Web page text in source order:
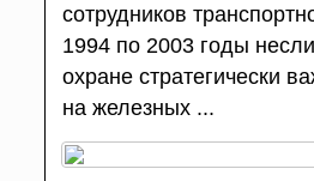
сотрудников
1994 по 2003 годы
охране стратегически
на железных ...